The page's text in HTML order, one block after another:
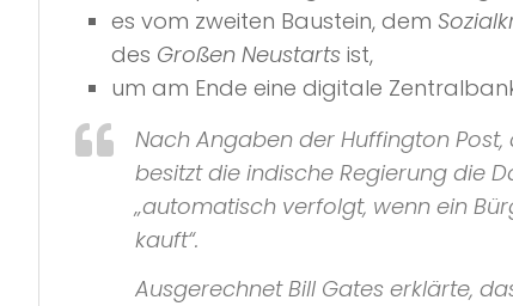
es vom zweiten Baustein, dem
des Großen Neustarts ist,
um am Ende eine digitale
Nach Angaben der Huffington
besitzt die indische Regierung die
„automatisch verfolgt, wenn ein
kauft“.
Ausgerechnet Bill Gates erklärte,